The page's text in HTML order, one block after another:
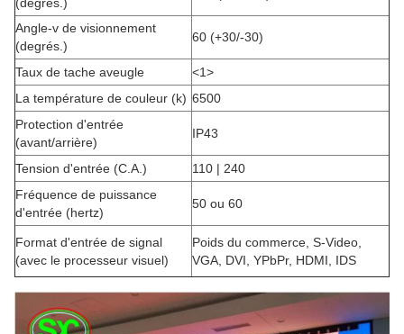
Angle-v de visionnement
(degrés.)
60 (+30/-30)
Taux de tache aveugle
<1>
La température de couleur (k) 6500
Protection d'entrée
(avant/arrière)
IP43
Tension d'entrée (C.A.)
110 | 240
Fréquence de puissance
d'entrée (hertz)
50 ou 60
Format d'entrée de signal
(avec le processeur visuel)
Poids du commerce, S-Video,
VGA, DVI, YPbPr, HDMI, IDS